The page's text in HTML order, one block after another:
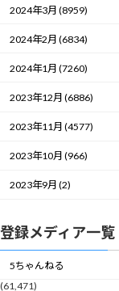
2024年3月 (8959)
2024年2月 (6834)
2024年1月 (7260)
2023年12月 (6886)
2023年11月 (4577)
2023年10月 (966)
2023年9月 (2)
登録メディア一覧
5ちゃんねる
(61,471)